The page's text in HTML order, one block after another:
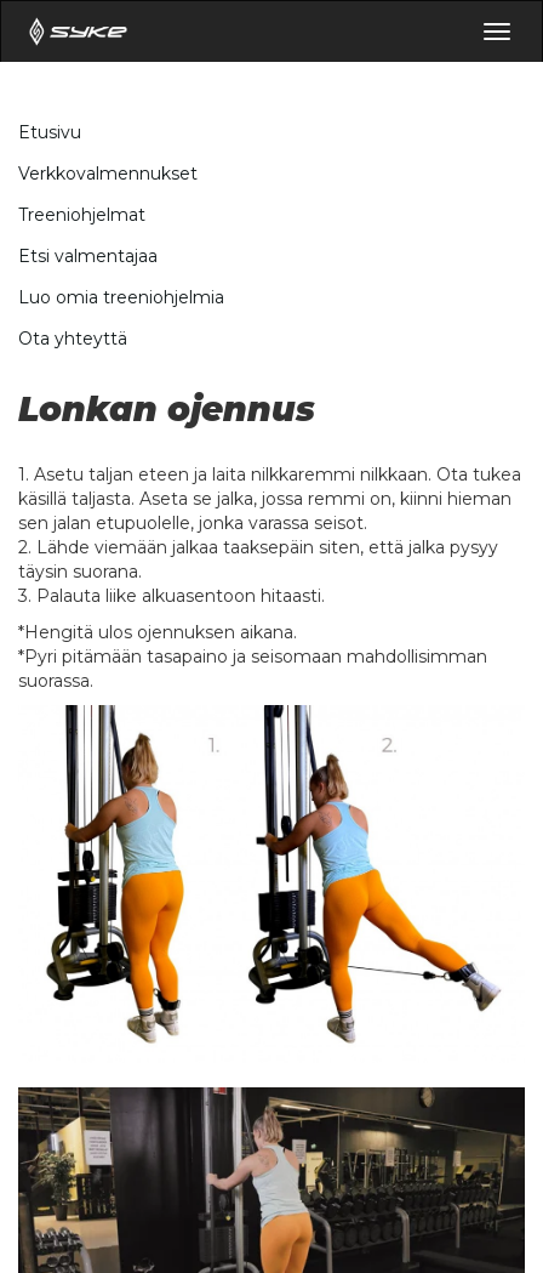
Etusivu
Verkkovalmennukset
Treeniohjelmat
Etsi valmentajaa
Luo omia treeniohjelmia
Ota yhteyttä
Lonkan ojennus
1. Asetu taljan eteen ja laita nilkkaremmi nilkkaan. Ota tukea
käsillä taljasta. Aseta se jalka, jossa remmi on, kiinni hieman
sen jalan etupuolelle, jonka varassa seisot.
2. Lähde viemään jalkaa taaksepäin siten, että jalka pysyy
täysin suorana.
3. Palauta liike alkuasentoon hitaasti.
*Hengitä ulos ojennuksen aikana.
*Pyri pitämään tasapaino ja seisomaan mahdollisimman
suorassa.